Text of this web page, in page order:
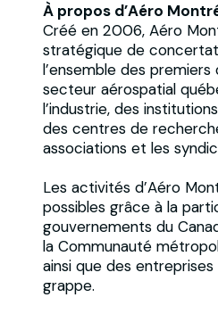
À propos d’Aéro
Créé en 2006, Aéro
stratégique de
l’ensemble des premiers
secteur aérospatial
l’industrie, des
des centres de
associations et les
Les activités d’Aéro
possibles grâce à la
gouvernements du
la Communauté
ainsi que des
grappe.